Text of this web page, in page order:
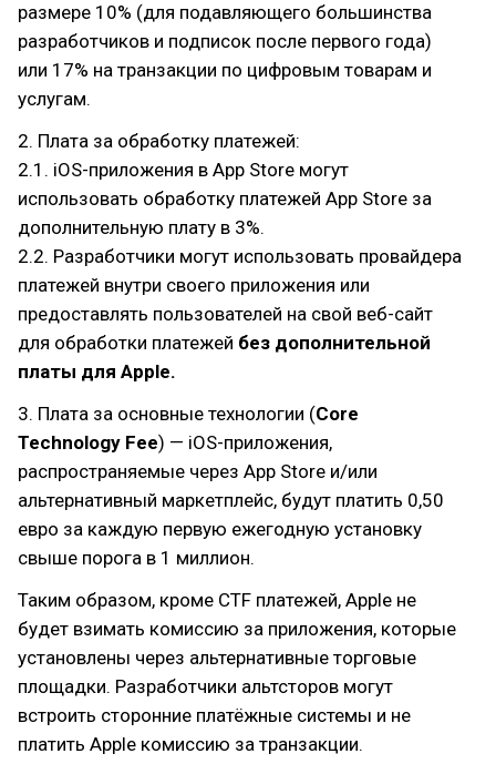
размере 10% (для подавляющего большинства
разработчиков и подписок после первого года)
или 17% на транзакции по цифровым товарам и
услугам.
2. Плата за обработку платежей:
2.1. iOS-приложения в App Store могут
использовать обработку платежей App Store за
дополнительную плату в 3%.
2.2. Разработчики могут использовать провайдера
платежей внутри своего приложения или
предоставлять пользователей на свой веб-сайт
для обработки платежей без дополнительной
платы для Apple.
3. Плата за основные технологии (Core
Technology Fee) — iOS-приложения,
распространяемые через App Store и/или
альтернативный маркетплейс, будут платить 0,50
евро за каждую первую ежегодную установку
свыше порога в 1 миллион.
Таким образом, кроме CTF платежей, Apple не
будет взимать комиссию за приложения, которые
установлены через альтернативные торговые
площадки. Разработчики альтсторов могут
встроить сторонние платёжные системы и не
платить Apple комиссию за транзакции.